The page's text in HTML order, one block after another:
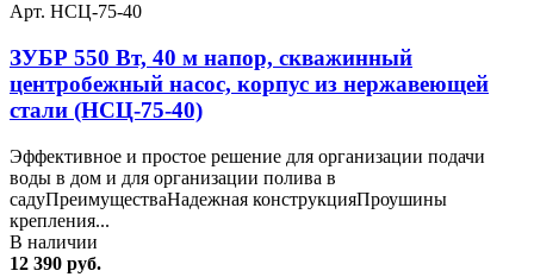
Арт. НСЦ-75-40
ЗУБР 550 Вт, 40 м напор, скважинный
центробежный насос, корпус из нержавеющей
стали (НСЦ-75-40)
Эффективное и простое решение для организации подачи
воды в дом и для организации полива в
садуПреимуществаНадежная конструкцияПроушины
крепления...
В наличии
12 390 руб.